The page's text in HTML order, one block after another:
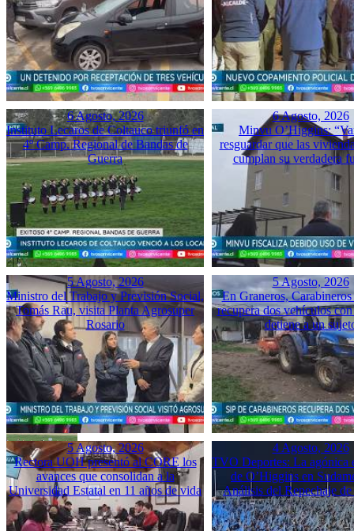
6 Agosto, 2026
Instituto Lecaros de Coltauco triunfó en
4º Camp. Regional de Bandas de
Guerra
6 Agosto, 2026
Minvu O’Higgins:
resguardar que las
cumplan su verdadera
5 Agosto, 2026
Ministro del Trabajo y Previsión Social,
Tomás Rau, visita Planta Agrosuper
Rosario
5 Agosto, 2026
En Graneros,
recupera dos vehículos
detiene a un
5 Agosto, 2026
Rectora UOH presentó al CORE los
avances que consolidan a la
Universidad Estatal en 11 años de vida
4 Agosto, 2026
TVO Deportes: La agónica
de O’Higgins en
Análisis del Repechaje de